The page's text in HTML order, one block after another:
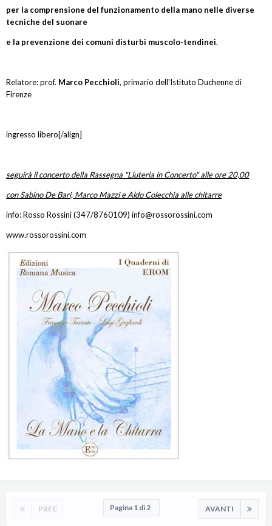
per la comprensione del funzionamento della mano nelle diverse
tecniche del suonare
e la prevenzione dei comuni disturbi muscolo-tendinei.
Relatore: prof. Marco Pecchioli, primario dell'Istituto Duchenne di
Firenze
ingresso libero[/align]
seguirà il concerto della Rassegna "Liuteria in Concerto" alle ore 20,00
con Sabino De Bari, Marco Mazzi e Aldo Colecchia alle chitarre
info: Rosso Rossini (347/8760109) info@rossorossini.com
www.rossorossini.com
PREC AVANTI
Pagina 1 di 2